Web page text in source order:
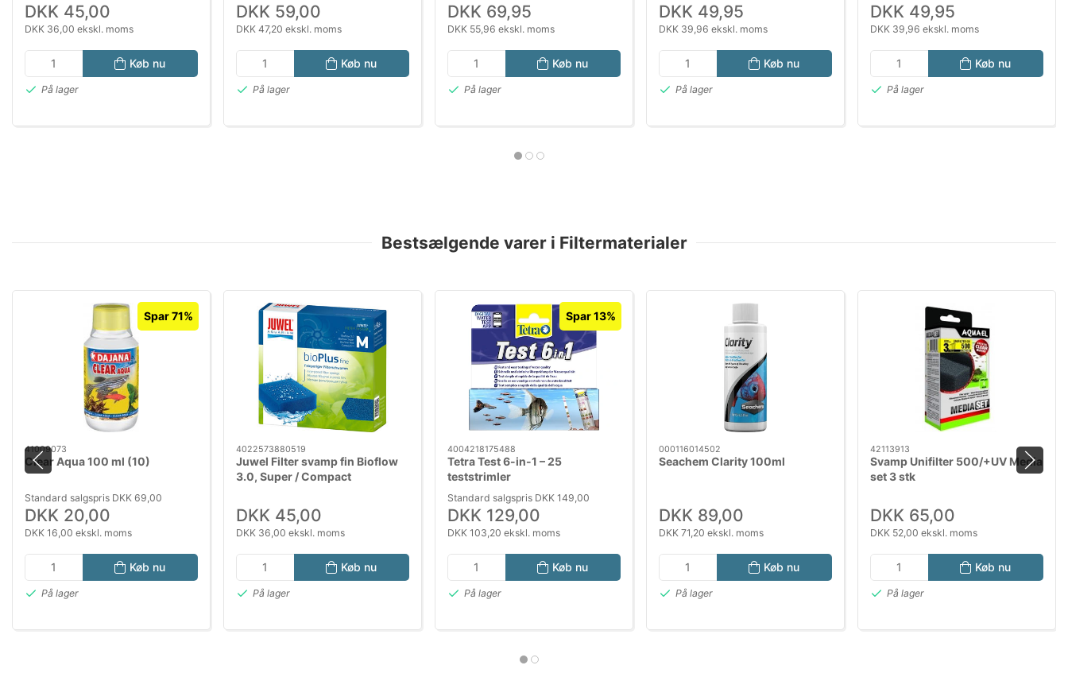
DKK 45,00
DKK 36,00 ekskl. moms
Køb nu
På lager
DKK 59,00
DKK 47,20 ekskl. moms
Køb nu
På lager
DKK 69,95
DKK 55,96 ekskl. moms
Køb nu
På lager
DKK 49,95
DKK 39,96 ekskl. moms
Køb nu
På lager
DKK 49,95
DKK 39,96 ekskl. moms
Køb nu
På lager
Bestsælgende varer i Filtermaterialer
Spar 71%
41009073
Clear Aqua 100 ml (10)
Standard salgspris DKK 69,00
DKK 20,00
DKK 16,00 ekskl. moms
Køb nu
På lager
4022573880519
Juwel Filter svamp fin Bioflow
3.0, Super / Compact
DKK 45,00
DKK 36,00 ekskl. moms
Køb nu
På lager
Spar 13%
4004218175488
Tetra Test 6-in-1 – 25
teststrimler
Standard salgspris DKK 149,00
DKK 129,00
DKK 103,20 ekskl. moms
Køb nu
På lager
000116014502
Seachem Clarity 100ml
DKK 89,00
DKK 71,20 ekskl. moms
Køb nu
På lager
42113913
Svamp Unifilter 500/+UV Media
set 3 stk
DKK 65,00
DKK 52,00 ekskl. moms
Køb nu
På lager